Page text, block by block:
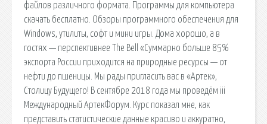
файлов различного формата. Программы для компьютера
скачать бесплатно. Обзоры программного обеспечения для
Windows, утилиты, софт и мини игры. Дома хорошо, а в
гостях — перспективнее The Bell «Суммарно больше 85%
экспорта России приходится на природные ресурсы — от
нефти до пшеницы. Мы рады пригласить вас в «Артек»,
Столицу Будущего! В сентябре 2018 года мы проведём iii
Международный АртекФорум. Курс показал мне, как
представить статистические данные красиво и аккуратно,